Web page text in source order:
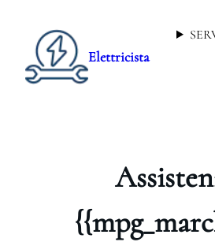
Elettricista